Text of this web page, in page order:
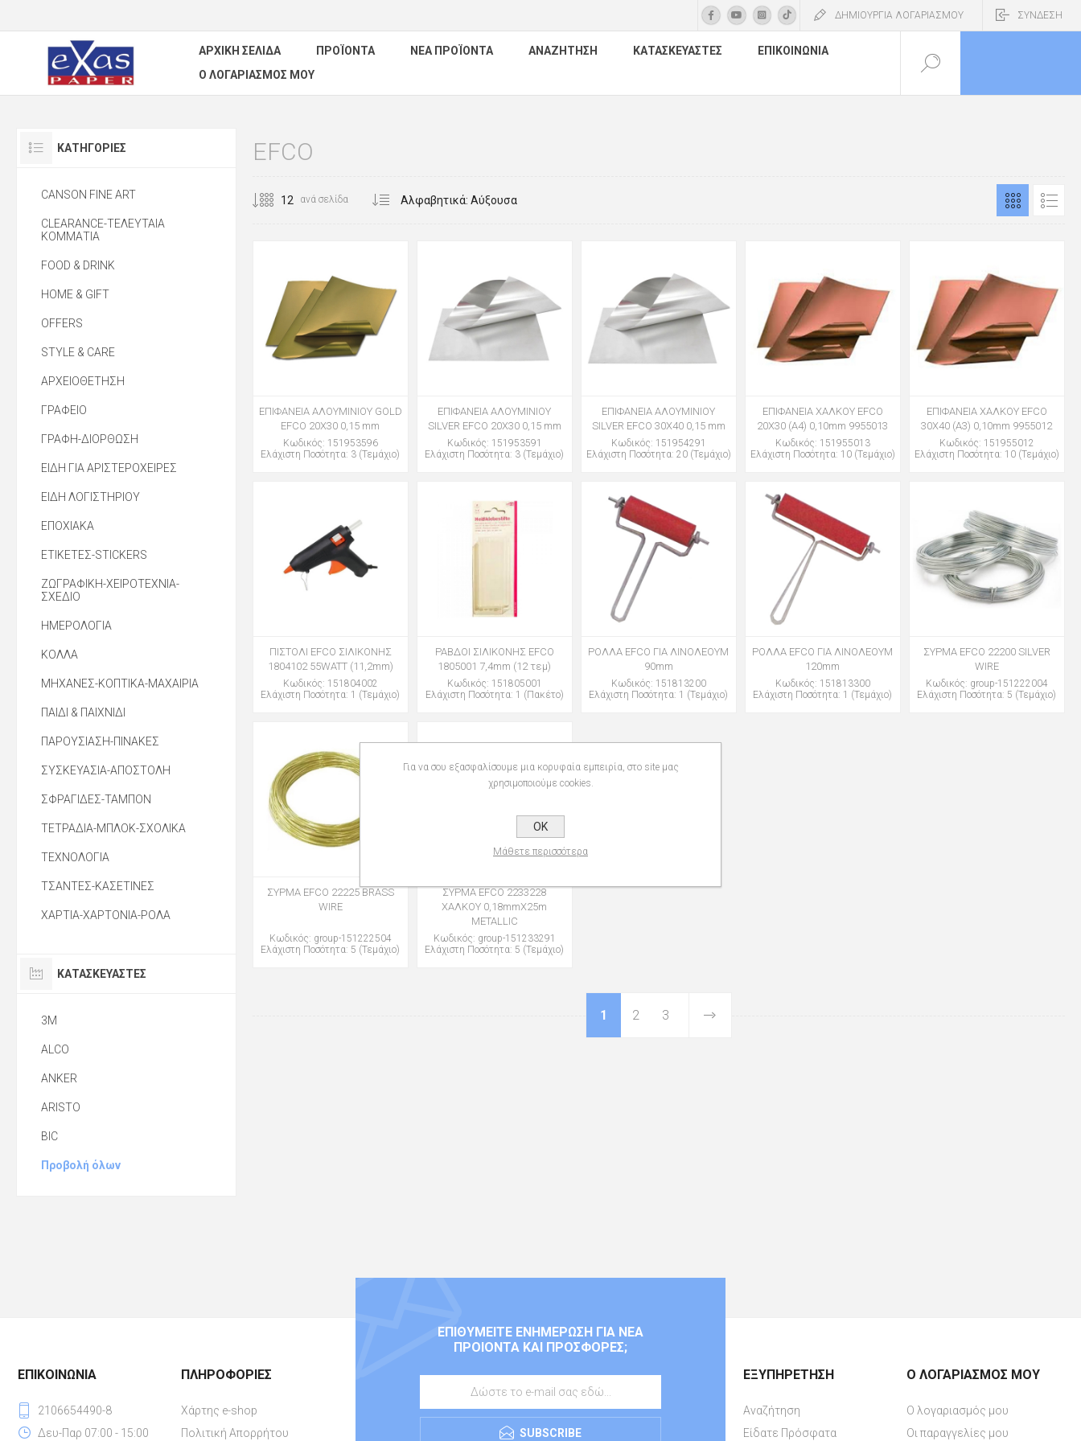
ΔΗΜΙΟΥΡΓΙΑ ΛΟΓΑΡΙΑΣΜΟΥ ΣΥΝΔΕΣΗ
ΑΡΧΙΚΉ ΣΕΛΊΔΑ ΠΡΟΪΌΝΤΑ ΝΈΑ ΠΡΟΪΌΝΤΑ ΑΝΑΖΉΤΗΣΗ ΚΑΤΑΣΚΕΥΑΣΤΈΣ
ΕΠΙΚΟΙΝΩΝΊΑ
Ο ΛΟΓΑΡΙΑΣΜΌΣ ΜΟΥ
EFCO
ανά σελίδα
ΕΠΙΦΑΝΕΙΑ ΑΛΟΥΜΙΝΙΟΥ GOLD
EFCO 20Χ30 0,15 mm
Κωδικός: 151953596
Ελάχιστη Ποσότητα: 3 (Τεμάχιο)
ΕΠΙΦΑΝΕΙΑ ΑΛΟΥΜΙΝΙΟΥ
SILVER EFCO 20Χ30 0,15 mm
Κωδικός: 151953591
Ελάχιστη Ποσότητα: 3 (Τεμάχιο)
ΕΠΙΦΑΝΕΙΑ ΑΛΟΥΜΙΝΙΟΥ
SILVER EFCO 30Χ40 0,15 mm
Κωδικός: 151954291
Ελάχιστη Ποσότητα: 20 (Τεμάχιο)
ΕΠΙΦΑΝΕΙΑ ΧΑΛΚΟΥ EFCO
20Χ30 (A4) 0,10mm 9955013
Κωδικός: 151955013
Ελάχιστη Ποσότητα: 10 (Τεμάχιο)
ΕΠΙΦΑΝΕΙΑ ΧΑΛΚΟΥ EFCO
30Χ40 (A3) 0,10mm 9955012
Κωδικός: 151955012
Ελάχιστη Ποσότητα: 10 (Τεμάχιο)
ΠΙΣΤΟΛΙ EFCO ΣΙΛΙΚΟΝΗΣ
1804102 55WATT (11,2mm)
Κωδικός: 151804002
Ελάχιστη Ποσότητα: 1 (Τεμάχιο)
ΡΑΒΔΟΙ ΣΙΛΙΚΟΝΗΣ EFCO
1805001 7,4mm (12 τεμ)
Κωδικός: 151805001
Ελάχιστη Ποσότητα: 1 (Πακέτο)
ΡΟΛΛΑ EFCO ΓΙΑ ΛΙΝΟΛΕΟΥΜ
90mm
Κωδικός: 151813200
Ελάχιστη Ποσότητα: 1 (Τεμάχιο)
ΡΟΛΛΑ EFCO ΓΙΑ ΛΙΝΟΛΕΟΥΜ
120mm
Κωδικός: 151813300
Ελάχιστη Ποσότητα: 1 (Τεμάχιο)
ΣΥΡΜΑ EFCO 22200 SILVER
WIRΕ
Κωδικός: group-151222004
Ελάχιστη Ποσότητα: 5 (Τεμάχιο)
ΣΥΡΜΑ EFCO 22225 BRASS
WIRΕ
Κωδικός: group-151222504
Ελάχιστη Ποσότητα: 5 (Τεμάχιο)
ΣΥΡΜΑ EFCO 2233228
ΧΑΛΚΟΥ 0,18mmX25m
METALLIC
Κωδικός: group-151233291
Ελάχιστη Ποσότητα: 5 (Τεμάχιο)
1 2 3
ΚΑΤΗΓΟΡΊΕΣ
CANSON FINE ART
CLEARANCE-ΤΕΛΕΥΤΑΙΑ
ΚΟΜΜΑΤΙΑ
FOOD & DRINK
HOME & GIFT
OFFERS
STYLE & CARE
ΑΡΧΕΙΟΘΕΤΗΣΗ
ΓΡΑΦΕΙΟ
ΓΡΑΦΗ-ΔΙΟΡΘΩΣΗ
ΕΙΔΗ ΓΙΑ ΑΡΙΣΤΕΡΟΧΕΙΡΕΣ
ΕΙΔΗ ΛΟΓΙΣΤΗΡΙΟΥ
ΕΠΟΧΙΑΚΑ
ΕΤΙΚΕΤΕΣ-STICKERS
ΖΩΓΡΑΦΙΚΗ-ΧΕΙΡΟΤΕΧΝΙΑ-
ΣΧΕΔΙΟ
ΗΜΕΡΟΛΟΓΙΑ
ΚΟΛΛΑ
ΜΗΧΑΝΕΣ-ΚΟΠΤΙΚΑ-ΜΑΧΑΙΡΙΑ
ΠΑΙΔΙ & ΠΑΙΧΝΙΔΙ
ΠΑΡΟΥΣΙΑΣΗ-ΠΙΝΑΚΕΣ
ΣΥΣΚΕΥΑΣΙΑ-ΑΠΟΣΤΟΛΗ
ΣΦΡΑΓΙΔΕΣ-ΤΑΜΠΟΝ
ΤΕΤΡΑΔΙΑ-ΜΠΛΟΚ-ΣΧΟΛΙΚΑ
ΤΕΧΝΟΛΟΓΙΑ
ΤΣΑΝΤΕΣ-ΚΑΣΕΤΙΝΕΣ
ΧΑΡΤΙΑ-ΧΑΡΤΟΝΙΑ-ΡΟΛΑ
ΚΑΤΑΣΚΕΥΑΣΤΈΣ
3M
ALCO
ANKER
ARISTO
BIC
Προβολή όλων
ΕΠΙΘΥΜΕΊΤΕ ΕΝΗΜΈΡΩΣΗ ΓΙΑ ΝΈΑ
ΠΡΟΙΌΝΤΑ ΚΑΙ ΠΡΟΣΦΟΡΈΣ;
SUBSCRIBE
ΕΠΙΚΟΙΝΩΝΊΑ
2106654490-8
Δευ-Παρ 07:00 - 15:00
ΠΛΗΡΟΦΟΡΊΕΣ
Χάρτης e-shop
Πολιτική Απορρήτου
ΕΞΥΠΗΡΈΤΗΣΗ
Αναζήτηση
Είδατε Πρόσφατα
Ο ΛΟΓΑΡΙΑΣΜΌΣ ΜΟΥ
Ο λογαριασμός μου
Οι παραγγελίες μου
Για να σου εξασφαλίσουμε μια κορυφαία εμπειρία, στο site μας
χρησιμοποιούμε cookies.
OK
Μάθετε περισσότερα